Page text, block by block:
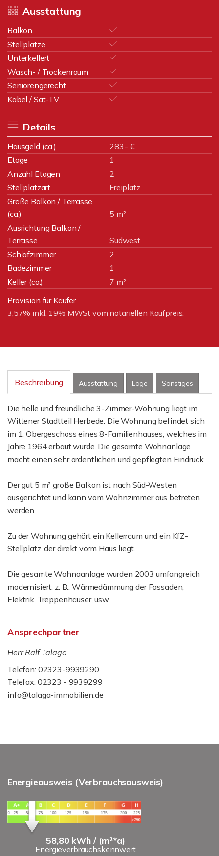
Ausstattung
Balkon
Stellplätze
Unterkellert
Wasch- / Trockenraum
Seniorengerecht
Kabel / Sat-TV
Details
Hausgeld (ca.)
283,- €
Etage
1
Anzahl Etagen
2
Stellplatzart
Freiplatz
Größe Balkon / Terrasse
(ca.)
5 m²
Ausrichtung Balkon /
Terrasse
Südwest
Schlafzimmer
2
Badezimmer
1
Keller (ca.)
7 m²
Provision für Käufer
3,57% inkl. 19% MWSt vom notariellen Kaufpreis.
Beschreibung Ausstattung Lage Sonstiges
Die helle und freundliche 3-Zimmer-Wohnung liegt im
Wittener Stadtteil Herbede. Die Wohnung befindet sich
im 1. Obergeschoss eines 8-Familienhauses, welches im
Jahre 1964 erbaut wurde. Die gesamte Wohnanlage
macht einen sehr ordentlichen und gepflegten Eindruck.
Der gut 5 m² große Balkon ist nach Süd-Westen
ausgerichtet und kann vom Wohnzimmer aus betreten
werden.
Zu der Wohnung gehört ein Kellerraum und ein KfZ-
Stellplatz, der direkt vorm Haus liegt.
Die gesamte Wohnaanlage wurden 2003 umfangreich
modernisiert: z. B.: Wärmedämmung der Fassaden,
Elektrik, Treppenhäuser, usw.
Ansprechpartner
Herr Ralf Talaga
Telefon: 02323-9939290
Telefax: 02323 - 9939299
info@talaga-immobilien.de
Energieausweis (Verbrauchsausweis)
58,80 kWh / (m²*a)
Energieverbrauchskennwert